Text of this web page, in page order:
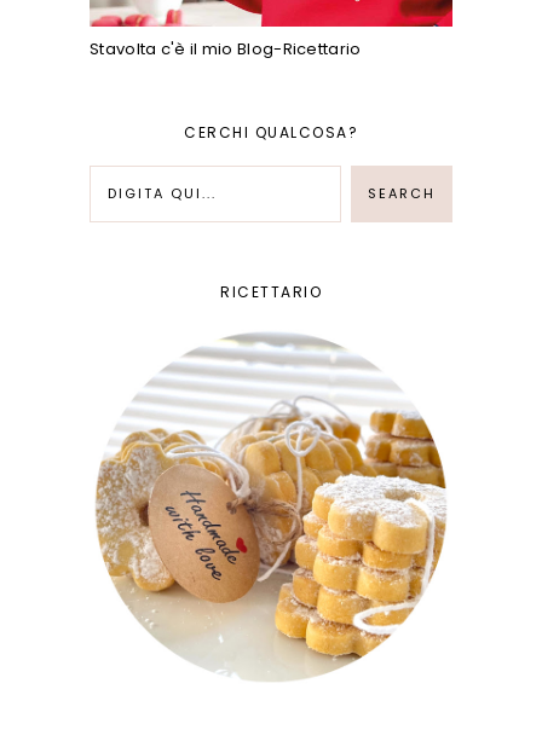
Stavolta c'è il mio Blog-Ricettario
CERCHI QUALCOSA?
RICETTARIO